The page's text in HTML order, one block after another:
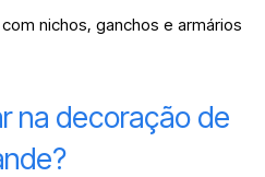
nichos, ganchos e armários
na decoração de